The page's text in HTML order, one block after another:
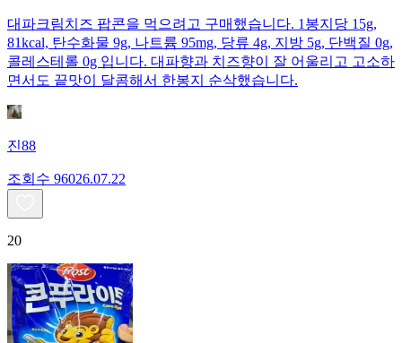
대파크림치즈 팝콘을 먹으려고 구매했습니다. 1봉지당 15g,
81kcal, 탄수화물 9g, 나트륨 95mg, 당류 4g, 지방 5g, 단백질 0g,
콜레스테롤 0g 입니다. 대파향과 치즈향이 잘 어울리고 고소하
면서도 끝맛이 달콤해서 한봉지 순삭했습니다.
진88
조회수 96026.07.22
20